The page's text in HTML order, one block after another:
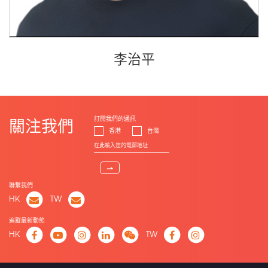
李治平
關注我們
訂閱我們的通訊
香港
台灣
⇀
聯繫我們
HK TW
追蹤最新動態
HK TW